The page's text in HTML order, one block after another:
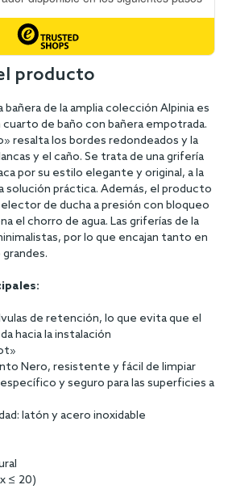
producto
bañera de la amplia colección Alpinia es
cuarto de baño con bañera empotrada.
resalta los bordes redondeados y la
y el caño. Se trata de una grifería
por su estilo elegante y original, a la
solución práctica. Además, el producto
de ducha a presión con bloqueo
el chorro de agua. Las griferías de la
por lo que encajan tanto en
de retención, lo que evita que el
hacia la instalación
Nero, resistente y fácil de limpiar
y seguro para las superficies a
latón y acero inoxidable
≤ 20)